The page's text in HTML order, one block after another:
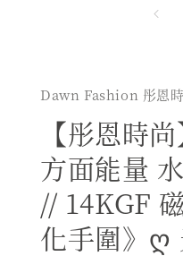
Dawn Fashion 彤恩
【彤恩時
方面能量
// 14KGF
化手圍》ღ